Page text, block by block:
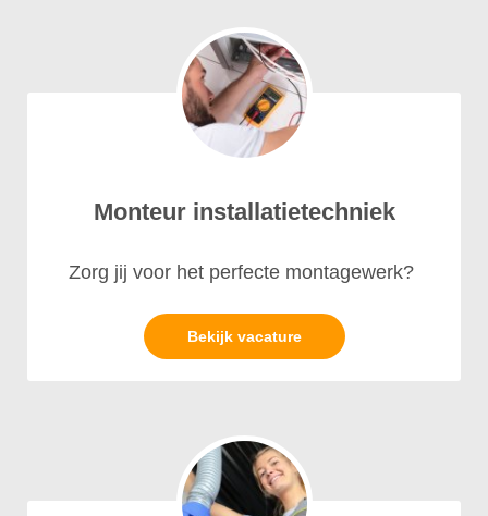
Monteur installatietechniek
Zorg jij voor het perfecte montagewerk?
Bekijk vacature